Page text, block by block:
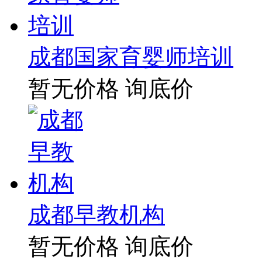
成都国家育婴师培训
暂无价格 询底价
成都早教机构
暂无价格 询底价